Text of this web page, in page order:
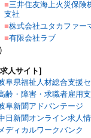
■三井住友海上火災保険
支社
■株式会社ユタカファー
■有限会社ラブ
人サイト]
阜県福祉人材総合支援
齢・障害・求職者雇用
阜新聞アドバンテージ
日新聞オンライン求人
ディカルワークバンク